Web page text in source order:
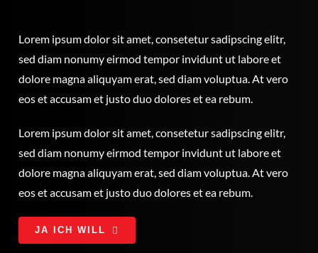
Lorem ipsum dolor sit amet, consetetur sadipscing elitr,
sed diam nonumy eirmod tempor invidunt ut labore et
dolore magna aliquyam erat, sed diam voluptua. At vero
eos et accusam et justo duo dolores et ea rebum.
Lorem ipsum dolor sit amet, consetetur sadipscing elitr,
sed diam nonumy eirmod tempor invidunt ut labore et
dolore magna aliquyam erat, sed diam voluptua. At vero
eos et accusam et justo duo dolores et ea rebum.
JA ICH WILL